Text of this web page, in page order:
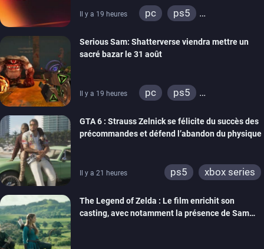
Il y a 19 heures pc
ps5
ps4
xbox one
switch 2
Serious Sam: Shatterverse viendra mettre un
sacré bazar le 31 août
Il y a 19 heures pc
ps5
GTA 6 : Strauss Zelnick se félicite du succès des
précommandes et défend l’abandon du physique
Il y a 21 heures ps5 xbox series
The Legend of Zelda : Le film enrichit son
casting, avec notamment la présence de Sam